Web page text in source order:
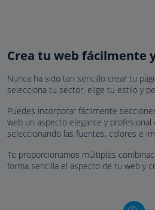
Crea tu web fácilmente
Nunca ha sido tan sencillo crear tu
selecciona tu sector, elige tu estilo y
Puedes incorporar fácilmente
web un aspecto elegante y
seleccionando las fuentes, colores e
Te proporcionamos múltiples
forma sencilla el aspecto de tu web y